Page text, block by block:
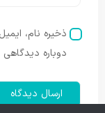
ذخیره نام،
دوباره